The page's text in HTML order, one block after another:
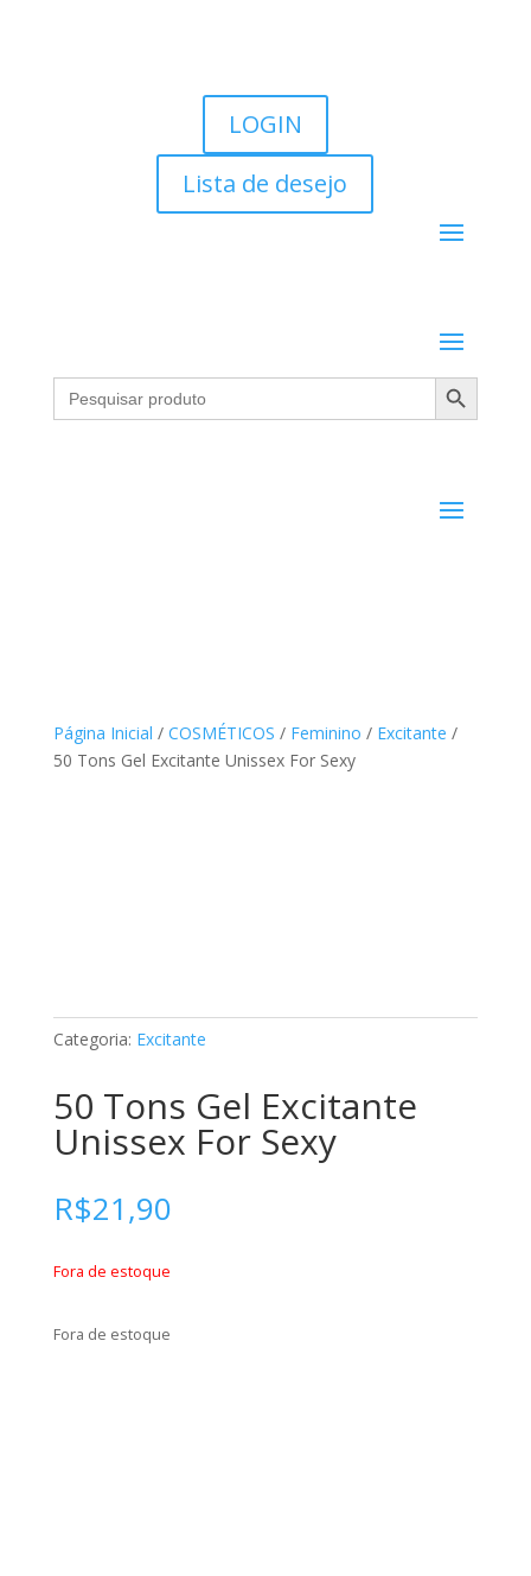
LOGIN
Lista de desejo
Search
for:
Search Button
Página Inicial / COSMÉTICOS / Feminino / Excitante /
50 Tons Gel Excitante Unissex For Sexy
Categoria: Excitante
50 Tons Gel Excitante
Unissex For Sexy
R$21,90
Fora de estoque
Fora de estoque